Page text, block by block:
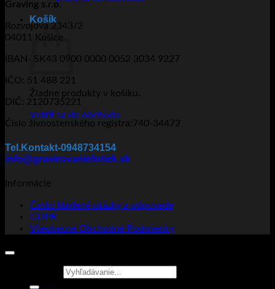
Košík
Žiadne produkty v košíku.
Vrátiť sa do obchodu
Graving s.r.o.
Rozvojová 2343/2
04011 Košice
IBAN- SK43 0900 0000 0052 3034 9227
IČO: 51 488 221
DIČ: 2120735221
Číslo živnostenského registra:740-34472
Tel.Kontakt-0948734154
info@gravirovaniefotiek.sk
Informácie
Často kladené otázky a odpovede
GDPR
Všeobecné Obchodné Podmienky